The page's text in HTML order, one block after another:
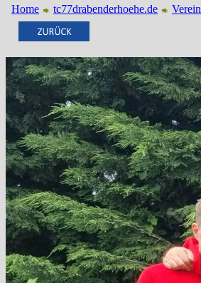
Home tc77drabenderhoehe.de Verein